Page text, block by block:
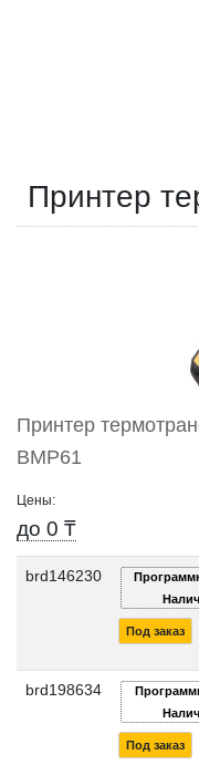
Принтер
Принтер
BMP61
Цены:
до 0 ₸
brd146230
Под заказ
brd198634
Под заказ